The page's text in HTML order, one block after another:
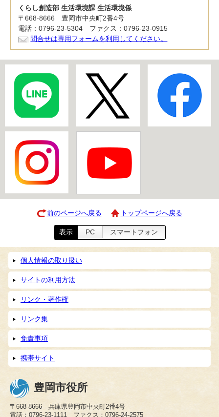
くらし創造部 生活環境課 生活環境係
〒668-8666 豊岡市中央町2番4号
電話：0796-23-5304 ファクス：0796-23-0915
問合せは専用フォームを利用してください。
前のページへ戻る トップページへ戻る
表示 PC スマートフォン
個人情報の取り扱い
サイトの利用方法
リンク・著作権
リンク集
免責事項
携帯サイト
豊岡市役所
〒668-8666 兵庫県豊岡市中央町2番4号
電話：0796-23-1111 ファクス：0796-24-2575